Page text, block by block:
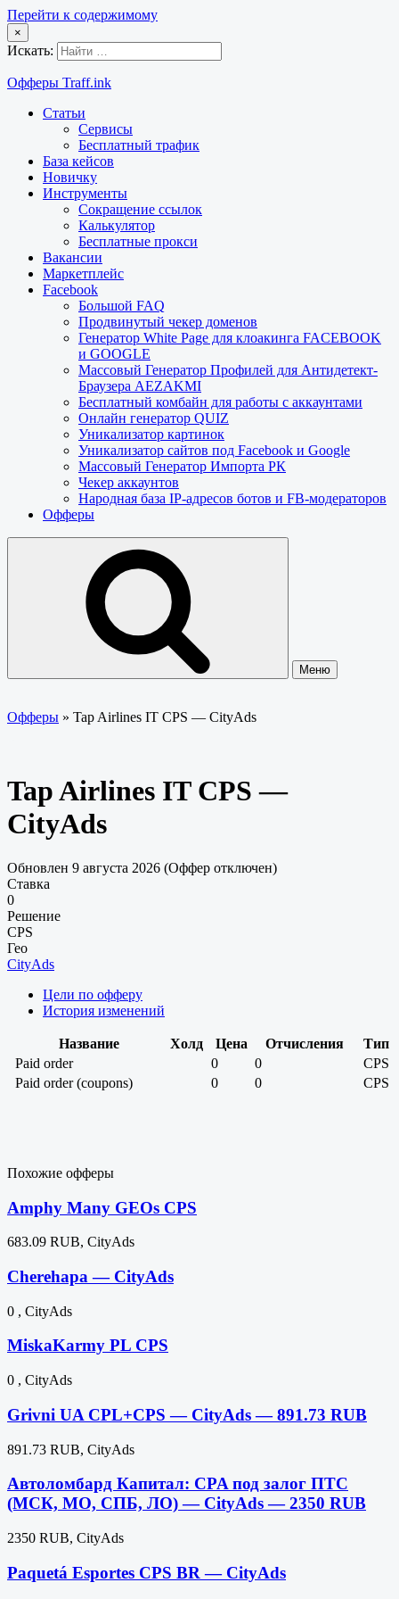
Перейти к содержимому
×
Искать:
Офферы Traff.ink
Статьи
Сервисы
Бесплатный трафик
База кейсов
Новичку
Инструменты
Сокращение ссылок
Калькулятор
Бесплатные прокси
Вакансии
Маркетплейс
Facebook
Большой FAQ
Продвинутый чекер доменов
Генератор White Page для клоакинга FACEBOOK
и GOOGLE
Массовый Генератор Профилей для Антидетект-
Браузера AEZAKMI
Бесплатный комбайн для работы с аккаунтами
Онлайн генератор QUIZ
Уникализатор картинок
Уникализатор сайтов под Facebook и Google
Массовый Генератор Импорта РК
Чекер аккаунтов
Народная база IP-адресов ботов и FB-модераторов
Офферы
Меню
Офферы » Tap Airlines IT CPS — CityAds
Tap Airlines IT CPS —
CityAds
Обновлен 9 августа 2026 (Оффер отключен)
Ставка
0
Решение
CPS
Гео
CityAds
Цели по офферу
История изменений
Название Холд Цена Отчисления
Тип
Paid order
0 0
CPS
Paid order (coupons)
0 0 CPS
Похожие офферы
Amphy Many GEOs CPS
683.09 RUB, CityAds
Cherehapa — CityAds
0 , CityAds
MiskaKarmy PL CPS
0 , CityAds
Grivni UA CPL+CPS — CityAds — 891.73 RUB
891.73 RUB, CityAds
Автоломбард Капитал: CPA под залог ПТС
(МСК, МО, СПБ, ЛО) — CityAds — 2350 RUB
2350 RUB, CityAds
Paquetá Esportes CPS BR — CityAds